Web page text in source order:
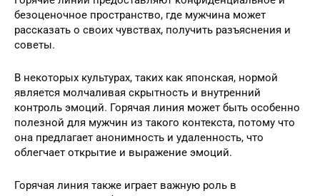
безоценочное пространство, где мужчина может
рассказать о своих чувствах, получить разъяснения и
советы.
В некоторых культурах, таких как японская, нормой
является молчаливая скрытность и внутренний
контроль эмоций. Горячая линия может быть особенно
полезной для мужчин из такого контекста, потому что
она предлагает анонимность и удаленность, что
облегчает открытие и выражение эмоций.
Горячая линия также играет важную роль в